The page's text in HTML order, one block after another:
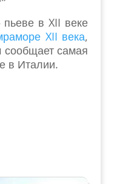
в XII веке
XII века,
сообщает самая
в Италии.